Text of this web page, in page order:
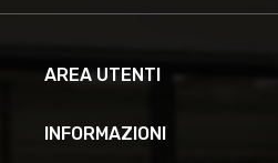
AREA UTENTI
INFORMAZIONI